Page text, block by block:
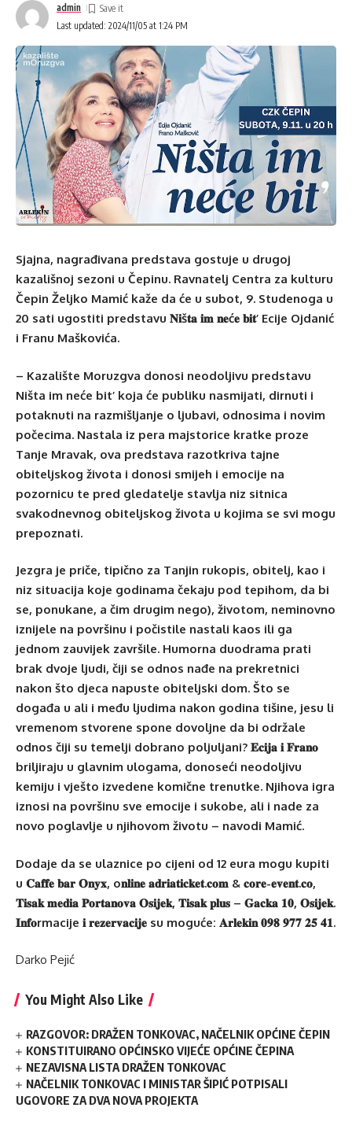
Last updated: 2024/11/05 at 1:24 PM
admin
Sjajna, nagrađivana predstava gostuje u drugoj
kazališnoj sezoni u Čepinu. Ravnatelj Centra za kulturu
Čepin Željko Mamić kaže da će u subot, 9. Studenoga u
20 sati ugostiti predstavu 𝐍𝐢š𝐭𝐚 𝐢𝐦 𝐧𝐞ć𝐞 𝐛𝐢𝐭’ Ecije Ojdanić
i Franu Maškovića.
– Kazalište Moruzgva donosi neodoljivu predstavu
Ništa im neće bit’ koja će publiku nasmijati, dirnuti i
potaknuti na razmišljanje o ljubavi, odnosima i novim
počecima. Nastala iz pera majstorice kratke proze
Tanje Mravak, ova predstava razotkriva tajne
obiteljskog života i donosi smijeh i emocije na
pozornicu te pred gledatelje stavlja niz sitnica
svakodnevnog obiteljskog života u kojima se svi mogu
prepoznati.
Jezgra je priče, tipično za Tanjin rukopis, obitelj, kao i
niz situacija koje godinama čekaju pod tepihom, da bi
se, ponukane, a čim drugim nego), životom, neminovno
iznijele na površinu i počistile nastali kaos ili ga
jednom zauvijek završile. Humorna duodrama prati
brak dvoje ljudi, čiji se odnos nađe na prekretnici
nakon što djeca napuste obiteljski dom. Što se
događa u ali i među ljudima nakon godina tišine, jesu li
vremenom stvorene spone dovoljne da bi održale
odnos čiji su temelji dobrano poljuljani? 𝐄𝐜𝐢𝐣𝐚 𝐢 𝐅𝐫𝐚𝐧𝐨
briljiraju u glavnim ulogama, donoseći neodoljivu
kemiju i vješto izvedene komične trenutke. Njihova igra
iznosi na površinu sve emocije i sukobe, ali i nade za
novo poglavlje u njihovom životu – navodi Mamić.
Dodaje da se ulaznice po cijeni od 12 eura mogu kupiti
u 𝐂𝐚𝐟𝐟𝐞 𝐛𝐚𝐫 𝐎𝐧𝐲𝐱, o𝐧𝐥𝐢𝐧𝐞 𝐚𝐝𝐫𝐢𝐚𝐭𝐢𝐜𝐤𝐞𝐭.𝐜𝐨𝐦 & 𝐜𝐨𝐫𝐞-𝐞𝐯𝐞𝐧𝐭.𝐜𝐨,
𝐓𝐢𝐬𝐚𝐤 𝐦𝐞𝐝𝐢𝐚 𝐏𝐨𝐫𝐭𝐚𝐧𝐨𝐯𝐚 𝐎𝐬𝐢𝐣𝐞𝐤, 𝐓𝐢𝐬𝐚𝐤 𝐩𝐥𝐮𝐬 – 𝐆𝐚𝐜𝐤𝐚 𝟏𝟎, 𝐎𝐬𝐢𝐣𝐞𝐤.
𝐈𝐧𝐟𝐨rmacije 𝐢 𝐫𝐞𝐳𝐞𝐫𝐯𝐚𝐜𝐢𝐣𝐞 su moguće: 𝐀𝐫𝐥𝐞𝐤𝐢𝐧 𝟎𝟗𝟖 𝟗𝟕𝟕 𝟐𝟓 𝟒𝟏.
Darko Pejić
You Might Also Like
RAZGOVOR: DRAŽEN TONKOVAC, NAČELNIK OPĆINE ČEPIN
KONSTITUIRANO OPĆINSKO VIJEĆE OPĆINE ČEPINA
NEZAVISNA LISTA DRAŽEN TONKOVAC
NAČELNIK TONKOVAC I MINISTAR ŠIPIĆ POTPISALI
UGOVORE ZA DVA NOVA PROJEKTA